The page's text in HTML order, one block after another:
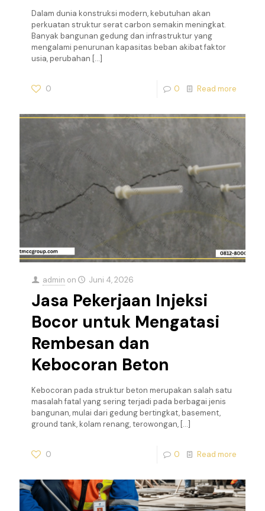
Dalam dunia konstruksi modern, kebutuhan akan
perkuatan struktur serat carbon semakin meningkat.
Banyak bangunan gedung dan infrastruktur yang
mengalami penurunan kapasitas beban akibat faktor
usia, perubahan […]
0 0 Read more
admin on Juni 4, 2026
Jasa Pekerjaan Injeksi
Bocor untuk Mengatasi
Rembesan dan
Kebocoran Beton
Kebocoran pada struktur beton merupakan salah satu
masalah fatal yang sering terjadi pada berbagai jenis
bangunan, mulai dari gedung bertingkat, basement,
ground tank, kolam renang, terowongan, […]
0 0 Read more